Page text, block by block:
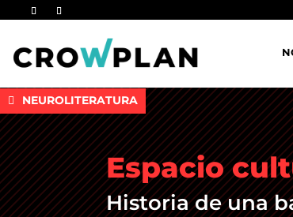
NEUROLITERATURA
Espacio
Historia de una